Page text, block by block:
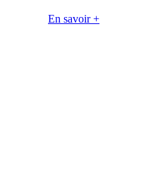
En savoir +